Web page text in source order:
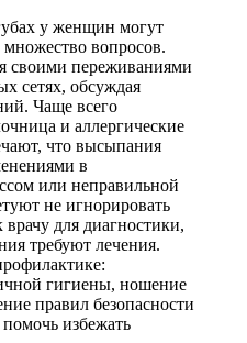
у женщин могут
вопросов.
своими переживаниями
сетях, обсуждая
Чаще всего
и аллергические
что высыпания
в
или неправильной
не игнорировать
для диагностики,
требуют лечения.
гигиены, ношение
правил безопасности
избежать